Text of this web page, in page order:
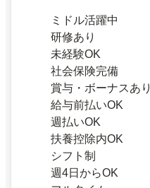
ミドル活躍中
研修あり
未経験OK
社会保険完備
賞与・ボーナスあり
給与前払いOK
週払いOK
扶養控除内OK
シフト制
週4日からOK